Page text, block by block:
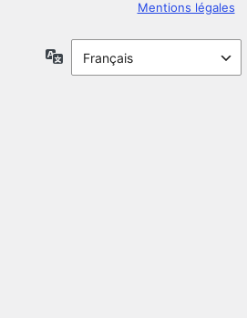
Mentions légales
Langue